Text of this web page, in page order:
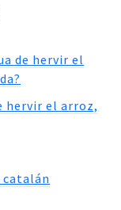
de hervir el
hervir el arroz,
catalán